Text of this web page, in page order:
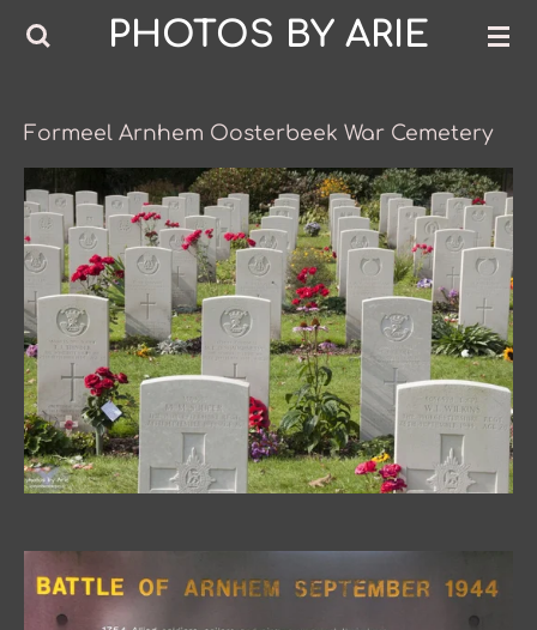
Ga
de
hoofdinhoud
PHOTOS BY ARIE
Formeel Arnhem Oosterbeek War Cemetery